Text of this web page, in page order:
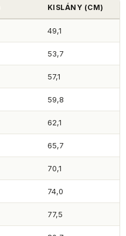
KISLÁNY (CM)
49,1
53,7
57,1
59,8
62,1
65,7
70,1
74,0
77,5